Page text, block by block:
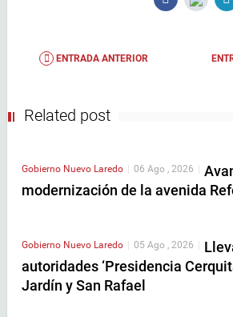
ENTRADA ANTERIOR
Related post
Gobierno Nuevo Laredo 06 Ago , 2026
modernización de la avenida
Gobierno Nuevo Laredo | 05 Ago , 2026 |
autoridades ‘Presidencia
Jardín y San Rafael